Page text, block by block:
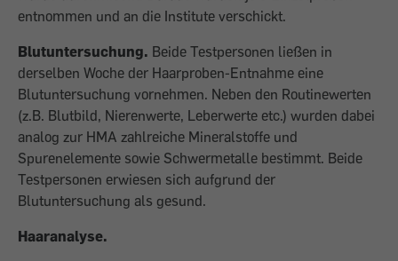
entnommen und an die Institute verschickt.
Blutuntersuchung. Beide Testpersonen ließen in
derselben Woche der Haarproben-Entnahme eine
Blutuntersuchung vornehmen. Neben den Routinewerten
(z.B. Blutbild, Nierenwerte, Leberwerte etc.) wurden dabei
analog zur HMA zahlreiche Mineralstoffe und
Spurenelemente sowie Schwermetalle bestimmt. Beide
Testpersonen erwiesen sich aufgrund der
Blutuntersuchung als gesund.
Haaranalyse.